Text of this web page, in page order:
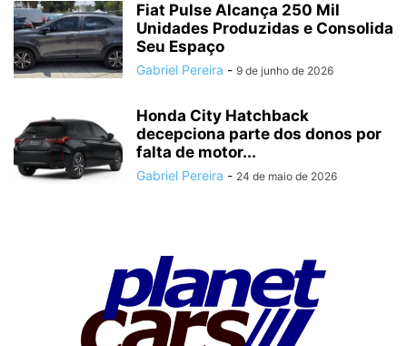
Fiat Pulse Alcança 250 Mil
Unidades Produzidas e Consolida
Seu Espaço
Gabriel Pereira - 9 de junho de 2026
Honda City Hatchback
decepciona parte dos donos por
falta de motor...
Gabriel Pereira - 24 de maio de 2026